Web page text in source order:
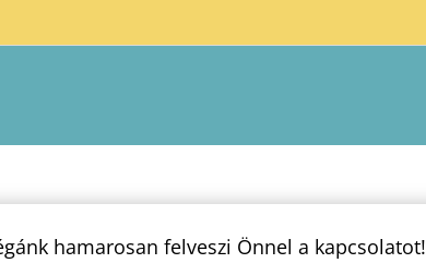
hamarosan felveszi Önnel a kapcsolatot!